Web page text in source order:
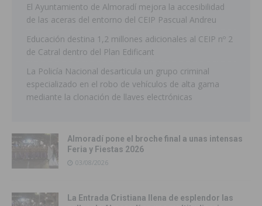
El Ayuntamiento de Almoradí mejora la accesibilidad
de las aceras del entorno del CEIP Pascual Andreu
Educación destina 1,2 millones adicionales al CEIP nº 2
de Catral dentro del Plan Edificant
La Policía Nacional desarticula un grupo criminal
especializado en el robo de vehículos de alta gama
mediante la clonación de llaves electrónicas
Almoradí pone el broche final a unas intensas
Feria y Fiestas 2026
03/08/2026
La Entrada Cristiana llena de esplendor las